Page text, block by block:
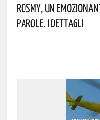
Rosmy, Un
Parole. I Dettagli